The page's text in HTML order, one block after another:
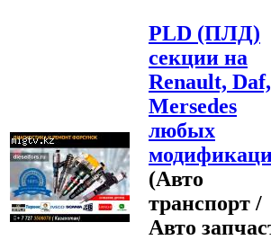
PLD (ПЛД)
секции на
Renault, Daf,
Mersedes
любых
(Авто
транспорт /
Авто